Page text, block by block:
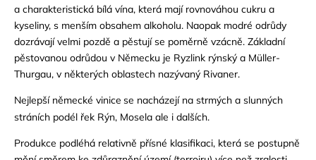
a charakteristická bílá vína, která mají rovnováhou cukru a
kyseliny, s menším obsahem alkoholu. Naopak modré odrůdy
dozrávají velmi pozdě a pěstují se poměrně vzácně. Základní
pěstovanou odrůdou v Německu je Ryzlink rýnský a Müller-
Thurgau, v některých oblastech nazývaný Rivaner.
Nejlepší německé vinice se nacházejí na strmých a slunných
stráních podél řek Rýn, Mosela ale i dalších.
Produkce podléhá relativně přísné klasifikaci, která se postupně